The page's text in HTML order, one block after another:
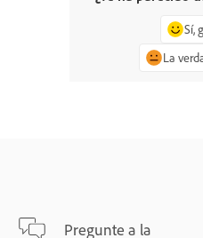
Sí,
La
Pregunte a la